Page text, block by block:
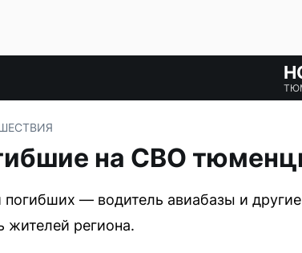
на СВО
погибших — водитель авиабазы и
жителей региона.